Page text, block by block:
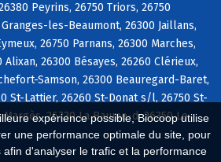
expérience possible, Biocoop utilise
une performance optimale du site, pour
afin d'analyser le trafic et la performance
Peyrins, 26750 Triors, 26750
les-Beaumont, 26300 Jaillans,
26750 Parnans, 26300 Marches,
26300 Bésayes, 26260 Clérieux,
Samson, 26300 Beauregard-Baret,
St-Lattier, 26260 St-Donat s/l, 26750 St-
26730 La Baume-d, 26350 Le